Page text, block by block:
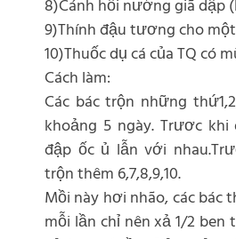
8)Cánh hồi nướng giã dập
9)Thính đậu tương cho
10)Thuốc dụ cá của TQ có
Cách làm:
Các bác trộn những
khoảng 5 ngày. Trươc
đập ốc ủ lẫn với
trộn thêm 6,7,8,9,10.
Mồi này hơi nhão, các bác
mỗi lần chỉ nên xả 1/2